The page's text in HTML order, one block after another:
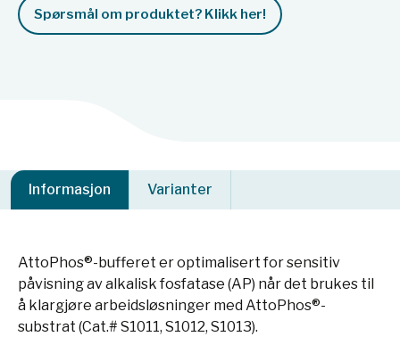
Spørsmål om produktet? Klikk her!
Informasjon Varianter
AttoPhos®-bufferet er optimalisert for sensitiv
påvisning av alkalisk fosfatase (AP) når det brukes til
å klargjøre arbeidsløsninger med AttoPhos®-
substrat (Cat.# S1011, S1012, S1013).